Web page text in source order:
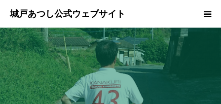
ホーム
ご挨拶
プロフィール